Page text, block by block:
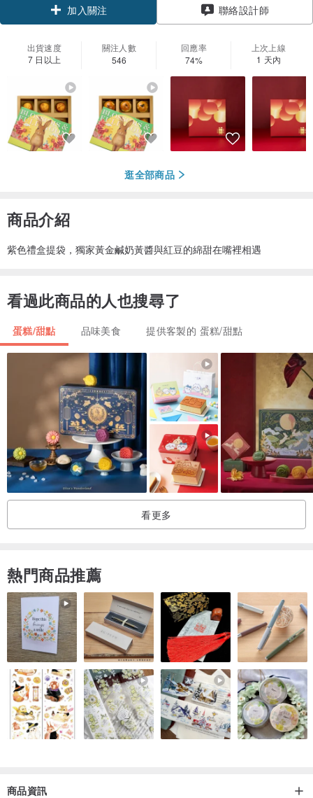
加入關注 聯絡設計師
出貨速度
7 日以上
關注人數
546
回應率
74%
上次上線
1 天內
逛全部商品
商品介紹
紫色禮盒提袋，獨家黃金鹹奶黃醬與紅豆的綿甜在嘴裡相遇
看過此商品的人也搜尋了
蛋糕/甜點 品味美食 提供客製的 蛋糕/甜點
看更多
熱門商品推薦
商品資訊